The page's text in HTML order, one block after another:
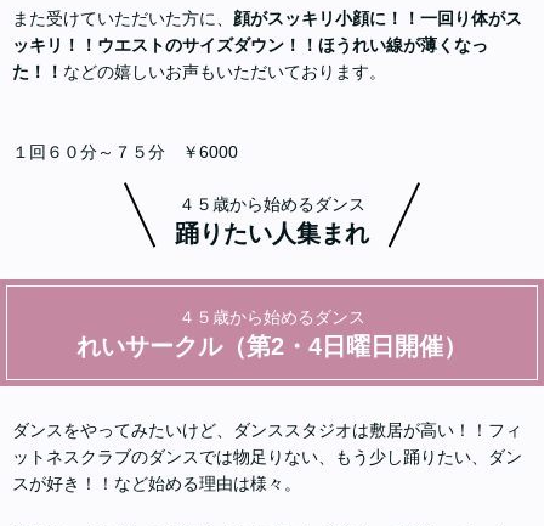
また受けていただいた方に、 顔がスッキリ小顔に！！一回り体がス
ッキリ！！ウエストのサイズダウン！！ほうれい線が薄くなっ
た！！ などの嬉しいお声もいただいております。
１回６０分～７５分 ￥6000
４５歳から始めるダンス
踊りたい人集まれ
４５歳から始めるダンス
れいサークル（第2・4日曜日開催）
ダンスをやってみたいけど、ダンススタジオは敷居が高い！！フィ
ットネスクラブのダンスでは物足りない、もう少し踊りたい、ダン
スが好き！！など始める理由は様々。